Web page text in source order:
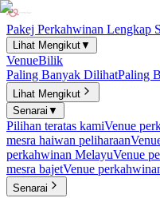
Pakej Perkahwinan Lengkap
Lihat Mengikut▼
VenueBilik
Paling Banyak DilihatPaling
Lihat Mengikut
Senarai ▼
Pilihan teratas kamiVenue
mesra haiwan peliharaan
perkahwinan MelayuVenue
mesra bajetVenue
Senarai